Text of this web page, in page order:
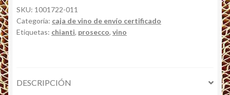
SKU: 1001722-011
Categoría: caja de vino de envío certificado
Etiquetas: chianti, prosecco, vino
DESCRIPCIÓN